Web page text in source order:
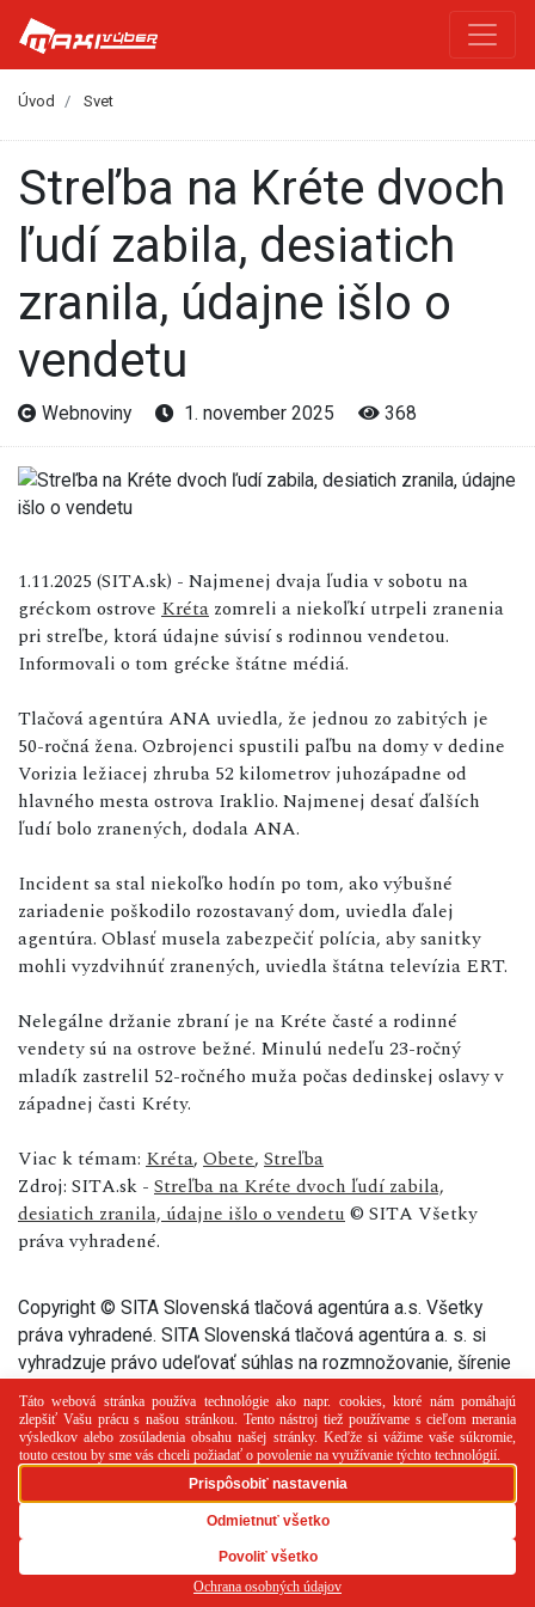
Úvod Svet
Streľba na Kréte dvoch
ľudí zabila, desiatich
zranila, údajne išlo o
vendetu
Webnoviny 1. november 2025 368
1.11.2025 (SITA.sk) - Najmenej dvaja ľudia v sobotu na
gréckom ostrove Kréta zomreli a niekoľkí utrpeli zranenia
pri streľbe, ktorá údajne súvisí s rodinnou vendetou.
Informovali o tom grécke štátne médiá.
Tlačová agentúra ANA uviedla, že jednou zo zabitých je
50-ročná žena. Ozbrojenci spustili paľbu na domy v dedine
Vorizia ležiacej zhruba 52 kilometrov juhozápadne od
hlavného mesta ostrova Iraklio. Najmenej desať ďalších
ľudí bolo zranených, dodala ANA.
Incident sa stal niekoľko hodín po tom, ako výbušné
zariadenie poškodilo rozostavaný dom, uviedla ďalej
agentúra. Oblasť musela zabezpečiť polícia, aby sanitky
mohli vyzdvihnúť zranených, uviedla štátna televízia ERT.
Nelegálne držanie zbraní je na Kréte časté a rodinné
vendety sú na ostrove bežné. Minulú nedeľu 23-ročný
mladík zastrelil 52-ročného muža počas dedinskej oslavy v
západnej časti Kréty.
Viac k témam: Kréta, Obete, Streľba
Zdroj: SITA.sk - Streľba na Kréte dvoch ľudí zabila,
desiatich zranila, údajne išlo o vendetu © SITA Všetky
práva vyhradené.
Copyright © SITA Slovenská tlačová agentúra a.s. Všetky
práva vyhradené. SITA Slovenská tlačová agentúra a. s. si
vyhradzuje právo udeľovať súhlas na rozmnožovanie, šírenie
PR článok
používania cookies
RSS